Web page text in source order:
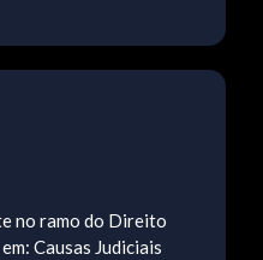
no ramo do Direito
Causas Judiciais